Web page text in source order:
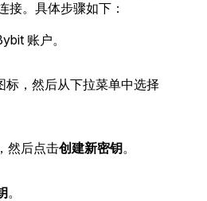
接。具体步骤如下：
账户。
， 然后从下拉菜单中选择
然后点击创建新密钥。
。